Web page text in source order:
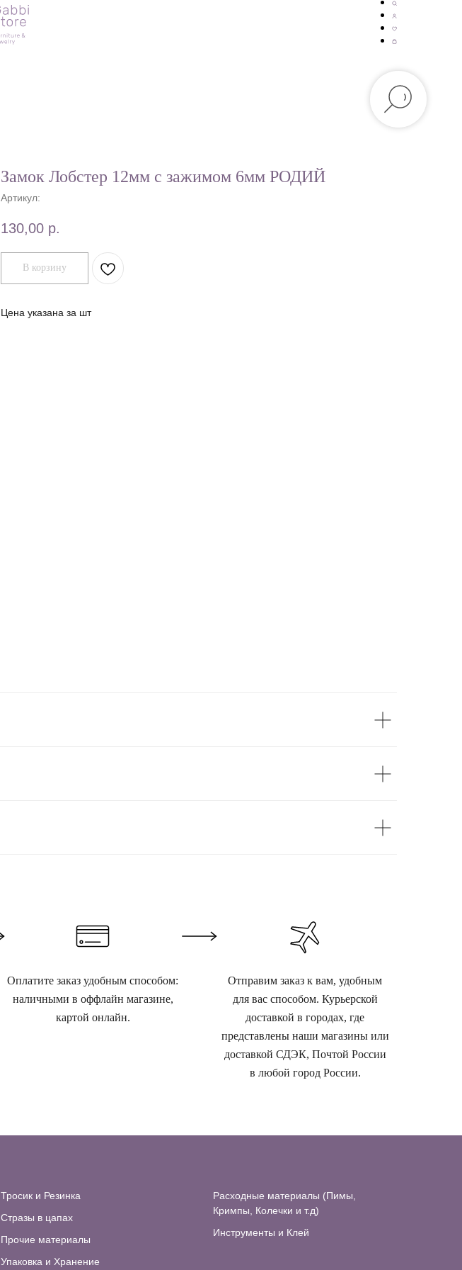
Замок Лобстер 12мм с зажимом 6мм РОДИЙ
Артикул:
130,00 р.
В корзину
Цена указана за шт
Оплатите заказ удобным способом:
наличными в оффлайн магазине,
картой онлайн.
Отправим заказ к вам, удобным
для вас способом. Курьерской
доставкой в городах, где
представлены наши магазины или
доставкой СДЭК, Почтой России
в любой город России.
Тросик и Резинка
Стразы в цапах
Прочие материалы
Упаковка и Хранение
Расходные материалы (Пимы,
Кримпы, Колечки и т.д)
Инструменты и Клей